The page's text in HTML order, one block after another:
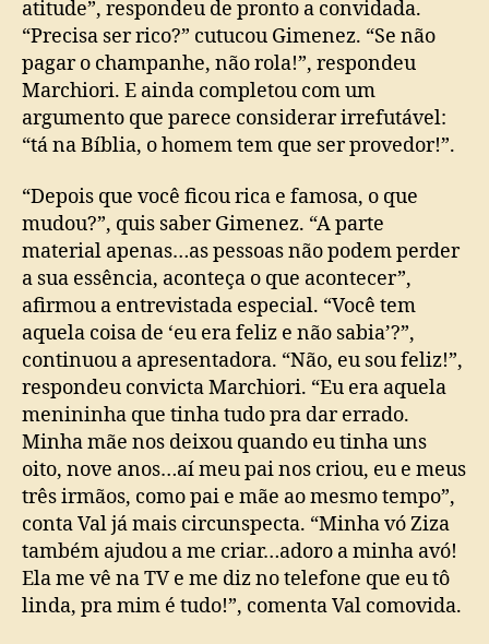
atitude”, respondeu de pronto a convidada.
“Precisa ser rico?” cutucou Gimenez. “Se não
pagar o champanhe, não rola!”, respondeu
Marchiori. E ainda completou com um
argumento que parece considerar irrefutável:
“tá na Bíblia, o homem tem que ser provedor!”.
“Depois que você ficou rica e famosa, o que
mudou?”, quis saber Gimenez. “A parte
material apenas…as pessoas não podem perder
a sua essência, aconteça o que acontecer”,
afirmou a entrevistada especial. “Você tem
aquela coisa de ‘eu era feliz e não sabia’?”,
continuou a apresentadora. “Não, eu sou feliz!”,
respondeu convicta Marchiori. “Eu era aquela
menininha que tinha tudo pra dar errado.
Minha mãe nos deixou quando eu tinha uns
oito, nove anos…aí meu pai nos criou, eu e meus
três irmãos, como pai e mãe ao mesmo tempo”,
conta Val já mais circunspecta. “Minha vó Ziza
também ajudou a me criar…adoro a minha avó!
Ela me vê na TV e me diz no telefone que eu tô
linda, pra mim é tudo!”, comenta Val comovida.